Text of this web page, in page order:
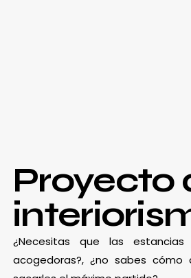
Proyecto
¿Necesitas que las
acogedoras?, ¿no sabes cómo